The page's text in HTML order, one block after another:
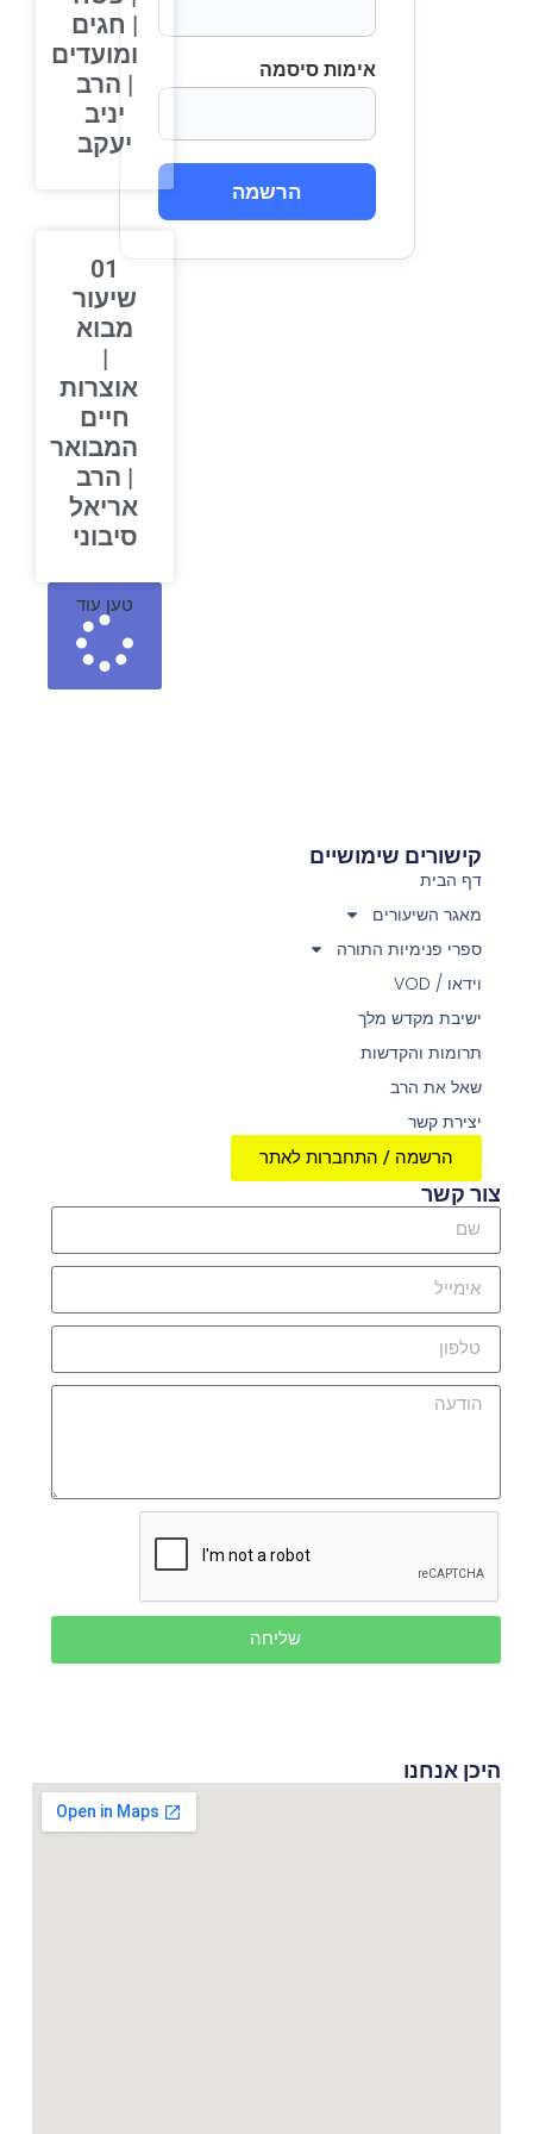
אימות סיסמה
הרשמה
| חגים
ומועדים
| הרב
יניב
יעקב
שיעור
מבוא
אוצרות
חיים
המבואר
| הרב
אריאל
סיבוני
טען עוד
קישורים שימושיים
דף הבית
מאגר השיעורים
ספרי פנימיות התורה
וידאו / VOD
ישיבת מקדש מלך
תרומות והקדשות
שאל את הרב
יצירת קשר
הרשמה / התחברות לאתר
צור קשר
שליחה
היכן אנחנו